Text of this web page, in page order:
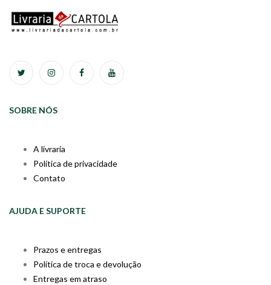
SOBRE NÓS
A livraria
Política de privacidade
Contato
AJUDA E SUPORTE
Prazos e entregas
Política de troca e devolução
Entregas em atraso